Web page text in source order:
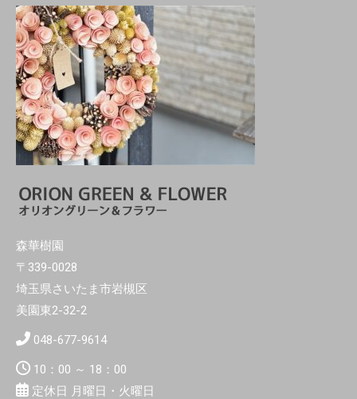
森華樹園
〒339-0028
埼玉県さいたま市岩槻区
美園東2-32-2
048-677-9614
10：00 ～ 18：00
定休日 月曜日・火曜日